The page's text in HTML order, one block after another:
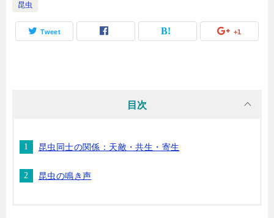
昆虫
Tweet +1
目次
昆虫同士の関係：天敵・共生・寄生
昆虫の鳴き声